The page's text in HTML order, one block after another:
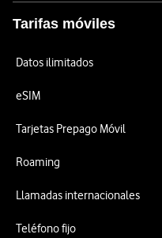
Tarifas móviles
Datos ilimitados
eSIM
Tarjetas Prepago Móvil
Roaming
Llamadas internacionales
Teléfono fijo